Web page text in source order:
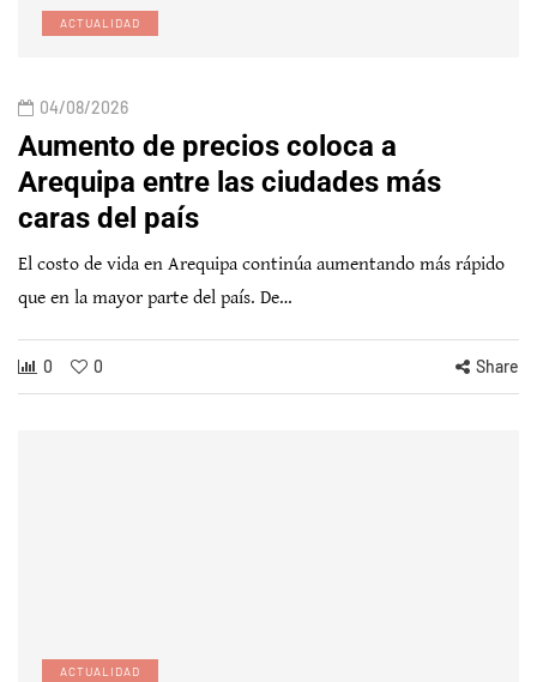
ACTUALIDAD
04/08/2026
Aumento de precios coloca a
Arequipa entre las ciudades más
caras del país
El costo de vida en Arequipa continúa aumentando más rápido
que en la mayor parte del país. De…
0 0 Share
ACTUALIDAD